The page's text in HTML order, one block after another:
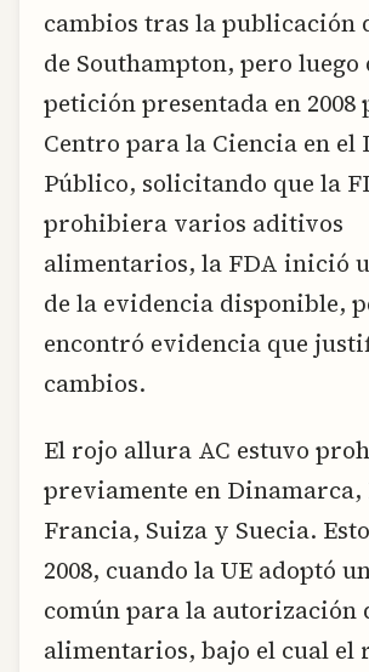
cambios tras la publicación
de Southampton, pero luego
petición presentada en 2008
Centro para la Ciencia en el
Público, solicitando que la
prohibiera varios aditivos
alimentarios, la FDA inició
de la evidencia disponible,
encontró evidencia que
cambios.
El rojo allura AC estuvo
previamente en Dinamarca,
Francia, Suiza y Suecia.
2008, cuando la UE adoptó
común para la autorización
alimentarios, bajo el cual el